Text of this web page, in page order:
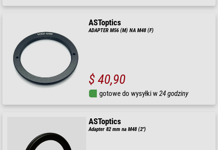
ASToptics
ADAPTER M56 (M) NA M48 (F)
$ 40,90
gotowe do wysyłki w24 godziny
ASToptics
Adapter 82 mm na M48 (2")